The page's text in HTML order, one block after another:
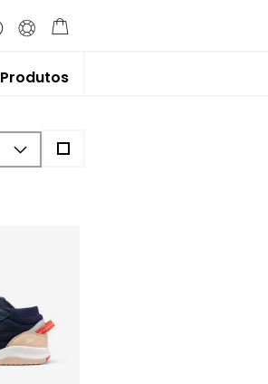
Produtos